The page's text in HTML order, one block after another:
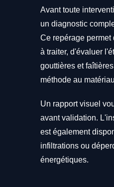
Avant toute
un diagnostic
Ce repérage
à traiter, d'évaluer
gouttières et
méthode au
Un rapport visuel
avant validation.
est également
infiltrations ou
énergétiques.